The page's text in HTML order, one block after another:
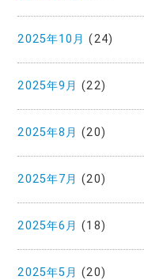
2025年10月 (24)
2025年9月 (22)
2025年8月 (20)
2025年7月 (20)
2025年6月 (18)
2025年5月 (20)